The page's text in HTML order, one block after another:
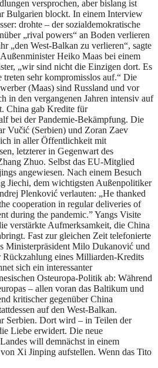
versprochen, aber bislang ist
Bulgarien blockt. In einem Interview
drohte – der sozialdemokratische
„rival powers“ an Boden verlieren
„den West-Balkan zu verlieren“, sagte
Heiko Maas bei einem
„wir sind nicht die Einzigen dort. Es
sehr kompromisslos auf.“ Die
(Maas) sind Russland und vor
in den vergangenen Jahren intensiv auf
China gab Kredite für
bei der Pandemie-Bekämpfung. Die
Vučić (Serbien) und Zoran Zaev
in aller Öffentlichkeit mit
letzterer in Gegenwart des
Zhuo. Selbst das EU-Mitglied
angewiesen. Nach einem Besuch
Jiechi, dem wichtigsten Außenpolitiker
Plenković verlauten: „He thanked
cooperation in regular deliveries of
during the pandemic.” Yangs Visite
verstärkte Aufmerksamkeit, die China
Fast zur gleichen Zeit telefonierte
Ministerpräsident Milo Dukanović und
eines Milliarden-Kredits
sich ein interessanter
Osteuropa-Politik ab: Während
– allen voran das Baltikum und
kritischer gegenüber China
auf den West-Balkan.
Serbien. Dort wird – in Teilen der
Liebe erwidert. Die neue
will demnächst in einem
Xi Jinping aufstellen. Wenn das Tito